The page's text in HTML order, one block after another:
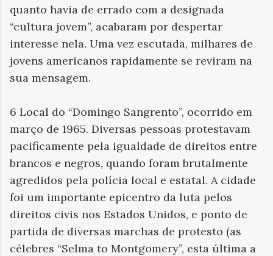
quanto havia de errado com a designada
“cultura jovem”, acabaram por despertar
interesse nela. Uma vez escutada, milhares de
jovens americanos rapidamente se reviram na
sua mensagem.
6 Local do “Domingo Sangrento”, ocorrido em
março de 1965. Diversas pessoas protestavam
pacificamente pela igualdade de direitos entre
brancos e negros, quando foram brutalmente
agredidos pela polícia local e estatal. A cidade
foi um importante epicentro da luta pelos
direitos civis nos Estados Unidos, e ponto de
partida de diversas marchas de protesto (as
célebres “Selma to Montgomery”, esta última a